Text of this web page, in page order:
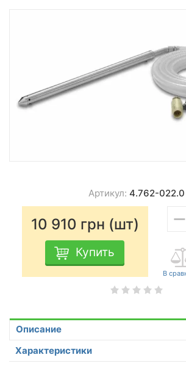
Артикул: 4.762-022.0
10 910 грн (шт)
Купить
−
Описание
Характеристики